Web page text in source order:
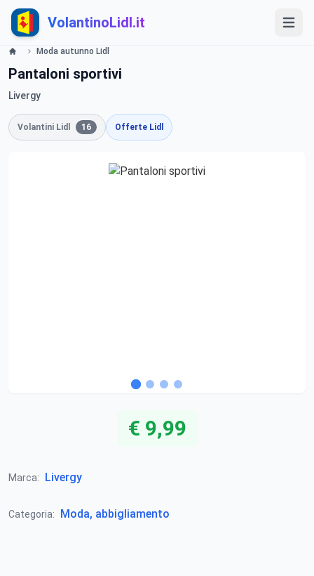
VolantinoLidl.it
Moda autunno Lidl
Pantaloni sportivi
Livergy
Volantini Lidl 16 Offerte Lidl
€ 9,99
Marca: Livergy
Categoria: Moda, abbigliamento